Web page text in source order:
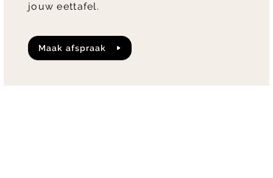
jouw eettafel.
maak afspraak